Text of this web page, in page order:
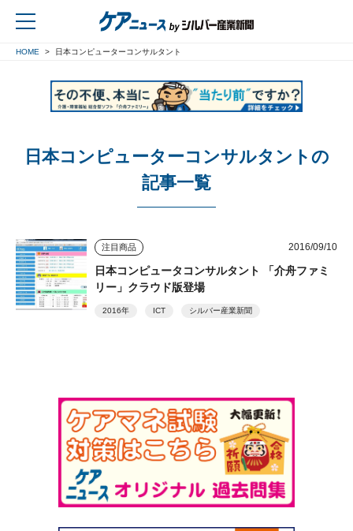
HOME 日本コンピューターコンサルタント
日本コンピューターコンサルタントの
記事一覧
注目商品 2016/09/10
日本コンピュータコンサルタント 「介舟ファミ
リー」クラウド版登場
2016年 ICT シルバー産業新聞